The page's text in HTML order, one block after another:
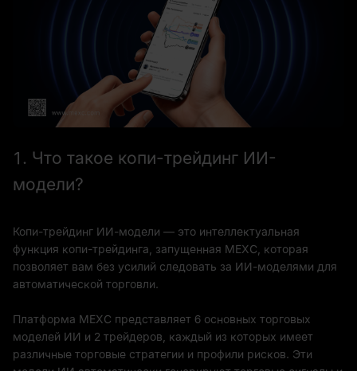
1. Что такое копи-трейдинг ИИ-
модели?
Копи-трейдинг ИИ-модели — это интеллектуальная
функция копи-трейдинга, запущенная MEXC, которая
позволяет вам без усилий следовать за ИИ-моделями для
автоматической торговли.
Платформа MEXC представляет 6 основных торговых
моделей ИИ и 2 трейдеров, каждый из которых имеет
различные торговые стратегии и профили рисков. Эти